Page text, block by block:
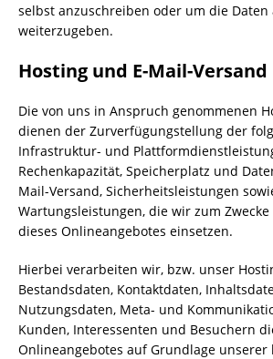
selbst anzuschreiben oder um die
weiterzugeben.
Hosting und E-Mail-Versand
Die von uns in Anspruch genommenen
dienen der Zurverfügungstellung der
Infrastruktur- und
Rechenkapazität, Speicherplatz und
Mail-Versand, Sicherheitsleistungen
Wartungsleistungen, die wir zum
dieses Onlineangebotes einsetzen.
Hierbei verarbeiten wir, bzw. unser
Bestandsdaten, Kontaktdaten,
Nutzungsdaten, Meta- und
Kunden, Interessenten und Besuchern
Onlineangebotes auf Grundlage unserer